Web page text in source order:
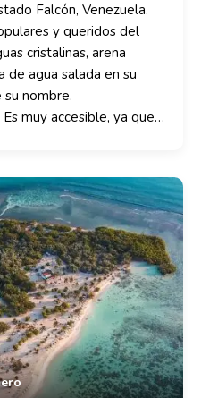
Falcón, Venezuela.
y queridos del
cristalinas, arena
de agua salada en su
nombre.
muy accesible, ya que…